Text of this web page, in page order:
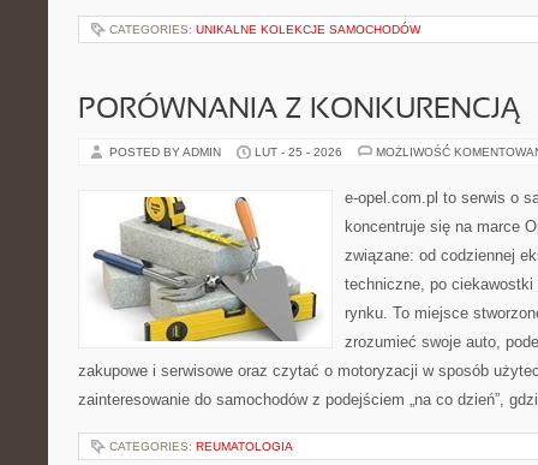
CATEGORIES: UNIKALNE KOLEKCJE SAMOCHODÓW
PORÓWNANIA Z KONKURENCJĄ
POSTED BY ADMIN LUT - 25 - 2026 MOŻLIWOŚĆ
e-opel.com.pl to serwis o
koncentruje się na marce
związane: od codziennej
techniczne, po
rynku. To miejsce
zrozumieć swoje auto,
zakupowe i serwisowe oraz czytać o motoryzacji w sposób
zainteresowanie do samochodów z podejściem „na co dzień”,
CATEGORIES: REUMATOLOGIA